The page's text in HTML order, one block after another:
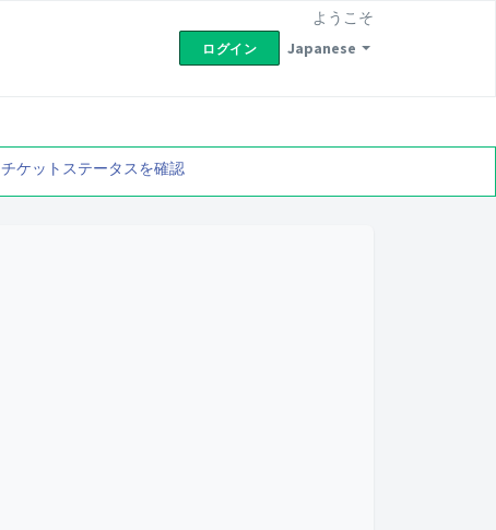
Japanese
ようこそ
ログイン
チケットステータスを確認